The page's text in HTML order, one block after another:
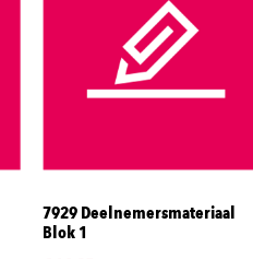
7929 Deelnemersmateriaal
Blok 1